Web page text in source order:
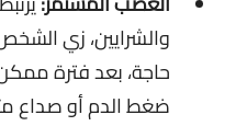
والشرايين،زي
حاجة، بعد فترة
ضغط الدم أو صداع